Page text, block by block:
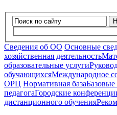
Сведения об ОО Основные
хозяйственная деятельность
образовательные услуги
обучающихсяМеждународное
ОРЦ Нормативная база
педагогаГородские
дистанционного обучения